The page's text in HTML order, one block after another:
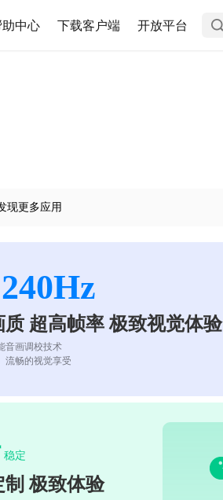
中心 下载客户端 开放平台
现更多应用
质 超高帧率 极致视觉体验
音画调校技术
流畅的视觉享受
稳定
制 极致体验